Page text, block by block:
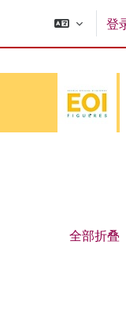
登
全部折叠